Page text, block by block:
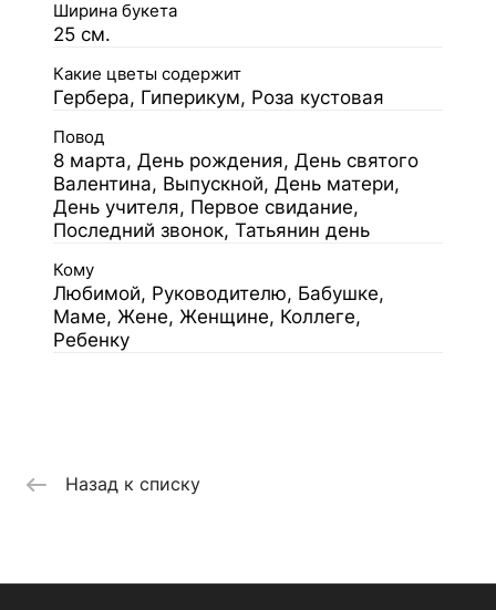
Ширина букета
25 см.
Какие цветы содержит
Гербера, Гиперикум, Роза кустовая
Повод
8 марта, День рождения, День святого
Валентина, Выпускной, День матери,
День учителя, Первое свидание,
Последний звонок, Татьянин день
Кому
Любимой, Руководителю, Бабушке,
Маме, Жене, Женщине, Коллеге,
Ребенку
Назад к списку